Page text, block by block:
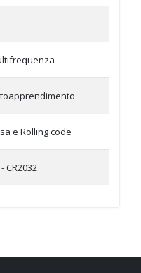
e Rolling code
CR2032